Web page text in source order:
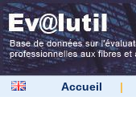
Accueil |